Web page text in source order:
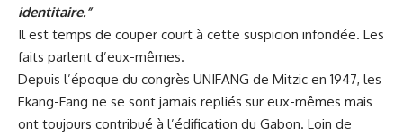
identitaire.”
Il est temps de couper court à cette suspicion infondée. Les
faits parlent d’eux-mêmes.
Depuis l’époque du congrès UNIFANG de Mitzic en 1947, les
Ekang-Fang ne se sont jamais repliés sur eux-mêmes mais
ont toujours contribué à l’édification du Gabon. Loin de